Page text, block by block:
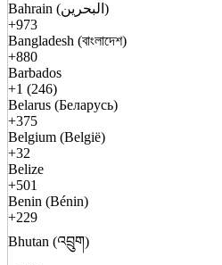
Bahrain (البحرين)
+973
Bangladesh (বাংলাদেশ)
+880
Barbados
+1 (246)
Belarus (Беларусь)
+375
Belgium (België)
+32
Belize
+501
Benin (Bénin)
+229
Bhutan (འབྲུག)